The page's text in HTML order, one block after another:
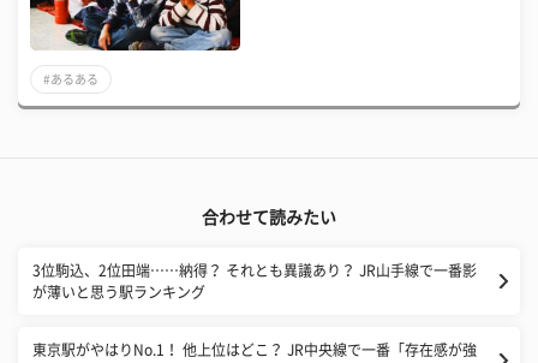
#あるある
合わせて読みたい
3位駒込、2位田端……納得？ それとも異議あり？ JR山手線で一番影
が薄いと思う駅ランキング
東京駅がやはりNo.1！ 他上位はどこ？ JR中央線で一番「存在感が強